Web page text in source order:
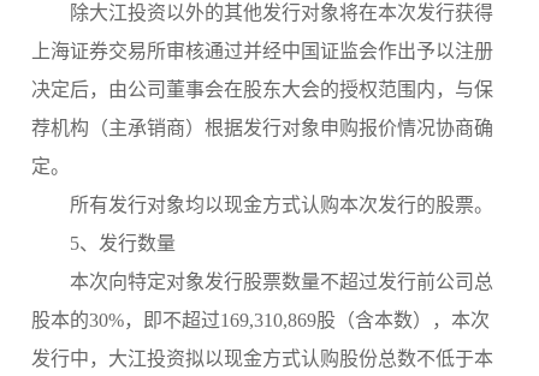
除大江投资以外的其他发行对象将在本次发行获得
上海证券交易所审核通过并经中国证监会作出予以注册
决定后，由公司董事会在股东大会的授权范围内，与保
荐机构（主承销商）根据发行对象申购报价情况协商确
定。
所有发行对象均以现金方式认购本次发行的股票。
5、发行数量
本次向特定对象发行股票数量不超过发行前公司总
股本的30%，即不超过169,310,869股（含本数），本次
发行中，大江投资拟以现金方式认购股份总数不低于本